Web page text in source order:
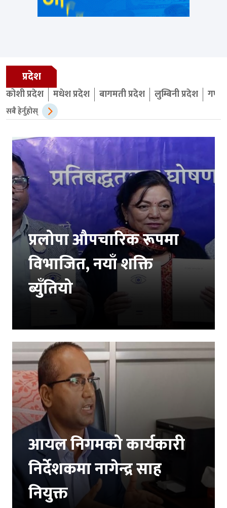
प्रदेश
कोशी प्रदेश मधेश प्रदेश बागमती प्रदेश लुम्बिनी प्रदेश
सबै हेर्नुहोस्
प्रलोपा औपचारिक रूपमा
विभाजित, नयाँ शक्ति
ब्युँतियो
आयल निगमको कार्यकारी
निर्देशकमा नागेन्द्र साह
नियुक्त